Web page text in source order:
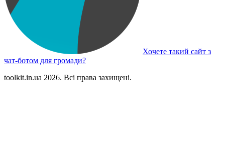
Хочете такий сайт з
чат-ботом для громади?
toolkit.in.ua 2026. Всі права захищені.